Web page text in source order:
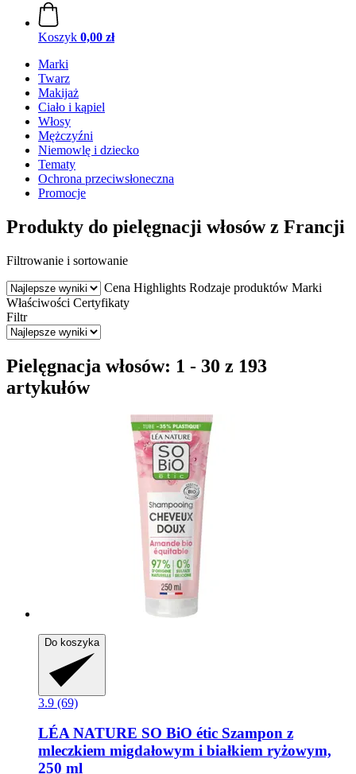
Koszyk 0,00 zł
Marki
Twarz
Makijaż
Ciało i kąpiel
Włosy
Mężczyźni
Niemowlę i dziecko
Tematy
Ochrona przeciwsłoneczna
Promocje
Produkty do pielęgnacji włosów z Francji
Filtrowanie i sortowanie
Cena Highlights Rodzaje produktów Marki
Właściwości Certyfikaty
Filtr
Pielęgnacja włosów: 1 - 30 z 193
artykułów
Do koszyka
3.9 (69)
LÉA NATURE SO BiO étic Szampon z
mleczkiem migdałowym i białkiem ryżowym,
250 ml